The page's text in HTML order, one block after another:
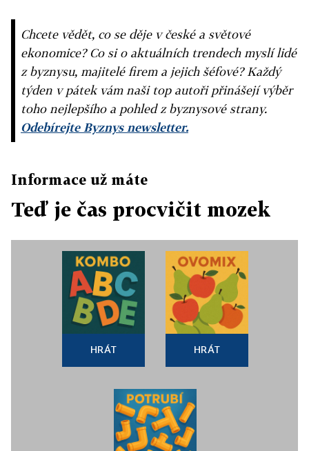
Chcete vědět, co se děje v české a světové
ekonomice? Co si o aktuálních trendech myslí lidé
z byznysu, majitelé firem a jejich šéfové? Každý
týden v pátek vám naši top autoři přinášejí výběr
toho nejlepšího a pohled z byznysové strany.
Odebírejte Byznys newsletter.
Informace už máte
Teď je čas procvičit mozek
HRÁT HRÁT